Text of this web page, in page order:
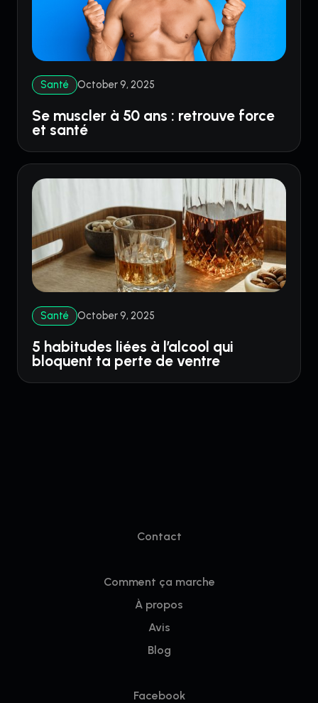
Santé October 9, 2025
Se muscler à 50 ans : retrouve force
et santé
Santé October 9, 2025
5 habitudes liées à l’alcool qui
bloquent ta perte de ventre
Contact
Comment ça marche
À propos
Avis
Blog
Facebook